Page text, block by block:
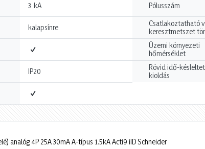
3 kA Pólusszám
kalapsínre
Csatlakoztatható
keresztmetszet
Üzemi környezeti
hőmérséklet
IP20
Rövid idő-
kioldás
analóg 4P 25A 30mA A-típus 1.5kA Acti9 iID Schneider